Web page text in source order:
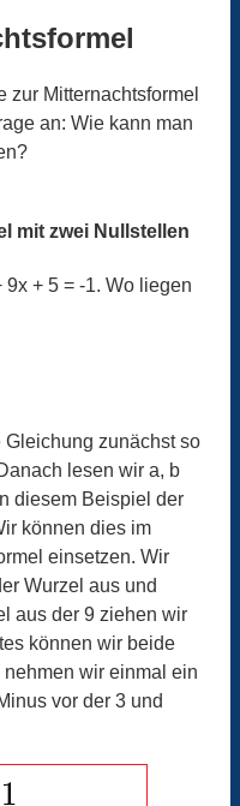
Mitternachtsformel
an: Wie kann man
mit zwei Nullstellen
9x + 5 = -1. Wo liegen
zunächst so
lesen wir a, b
diesem Beispiel der
können dies im
einsetzen. Wir
Wurzel aus und
aus der 9 ziehen wir
können wir beide
wir einmal ein
vor der 3 und